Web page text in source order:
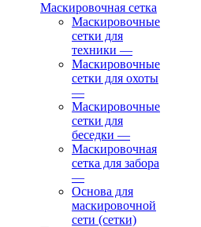
Маскировочная сетка
Маскировочные
сетки для
техники —
Маскировочные
сетки для охоты
—
Маскировочные
сетки для
беседки —
Маскировочная
сетка для забора
—
Основа для
маскировочной
сети (сетки)